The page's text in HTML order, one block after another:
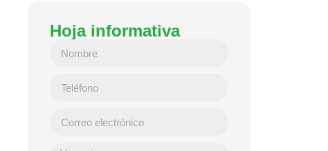
Hoja informativa